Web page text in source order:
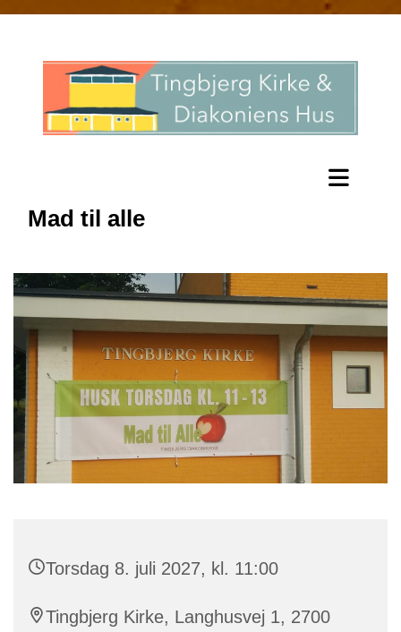
Mad til alle
Torsdag 8. juli 2027, kl. 11:00
Tingbjerg Kirke, Langhusvej 1, 2700